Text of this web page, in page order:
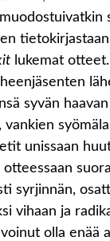
tietokirjastaan
lukemat
syvän
vankien
unissaan
syrjinnän,
vihaan ja
olla enää